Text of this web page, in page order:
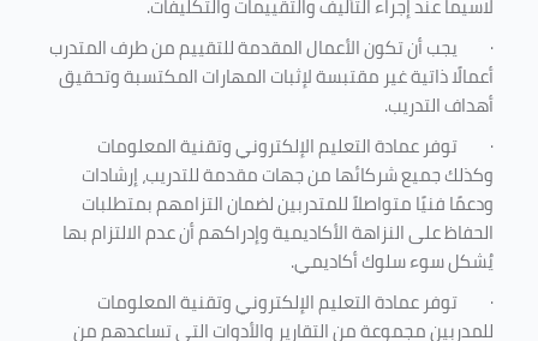
· يجب أن تكون الأعمال المقدمة للتقييم من طرف المتدرب
أعمالًا ذاتية غير مقتبسة لإثبات المهارات المكتسبة وتحقيق
أهداف التدريب.
· توفر عمادة التعليم الإلكتروني وتقنية المعلومات
وكذلك جميع شركائها من جهات مقدمة للتدريب، إرشادات
ودعمًا فنيًا متواصلاً للمتدربين لضمان التزامهم بمتطلبات
الحفاظ على النزاهة الأكاديمية وإدراكهم أن عدم الالتزام بها
يُشكل سوء سلوك أكاديمي.
· توفر عمادة التعليم الإلكتروني وتقنية المعلومات
للمدربين مجموعة من التقارير والأدوات التي تساعدهم من